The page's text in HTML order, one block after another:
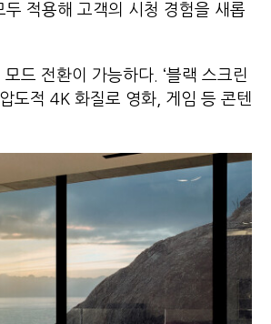
적용해 고객의 시청 경험을 새롭
드 전환이 가능하다. ‘블랙 스크린
도적 4K 화질로 영화, 게임 등 콘텐